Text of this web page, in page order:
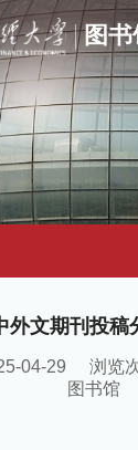
外文期刊投稿
04-29 浏览
图书馆